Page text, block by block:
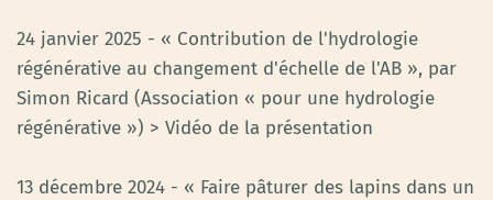
24 janvier 2025 - « Contribution de l'hydrologie
régénérative au changement d'échelle de l'AB », par
Simon Ricard (Association « pour une hydrologie
régénérative ») > Vidéo de la présentation
13 décembre 2024 - « Faire pâturer des lapins dans un